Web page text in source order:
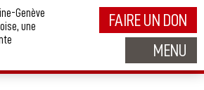
FAIRE UN DON
MENU